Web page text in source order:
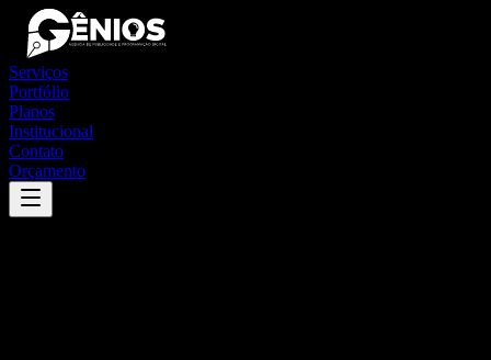
Serviços
Portfólio
Planos
Institucional
Contato
Orçamento